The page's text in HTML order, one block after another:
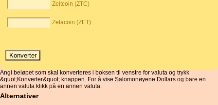
Zeitcoin (ZTC)
Zetacoin (ZET)
Angi beløpet som skal konverteres i boksen til venstre for valuta og trykk
&quot;Konverter&quot; knappen. For å vise Salomonøyene Dollars og bare en
annen valuta klikk på en annen valuta.
Alternativer